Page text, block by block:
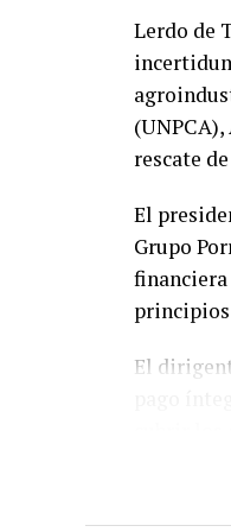
Lerdo de
rescate
El
Grupo
principios
El
cubrir
El